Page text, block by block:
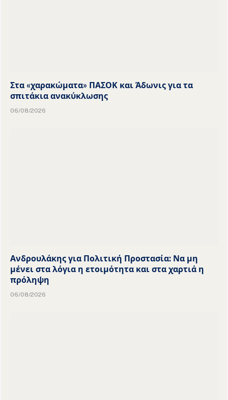
Στα «χαρακώματα» ΠΑΣΟΚ και Άδωνις για τα
σπιτάκια ανακύκλωσης
06/08/2026
Ανδρουλάκης για Πολιτική Προστασία: Να μη
μένει στα λόγια η ετοιμότητα και στα χαρτιά η
πρόληψη
06/08/2026